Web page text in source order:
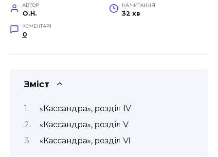
АВТОР
O.H.
НА ЧИТАННЯ
32 хв
КОМЕНТАРІ
0
Зміст
«Кассандра», розділ IV
«Кассандра», розділ V
«Кассандра», розділ VI